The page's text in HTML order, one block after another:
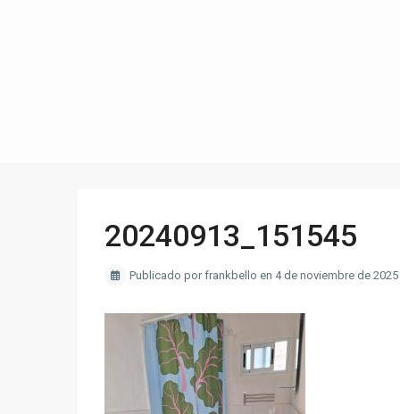
20240913_151545
Publicado por frankbello en 4 de noviembre de 2025